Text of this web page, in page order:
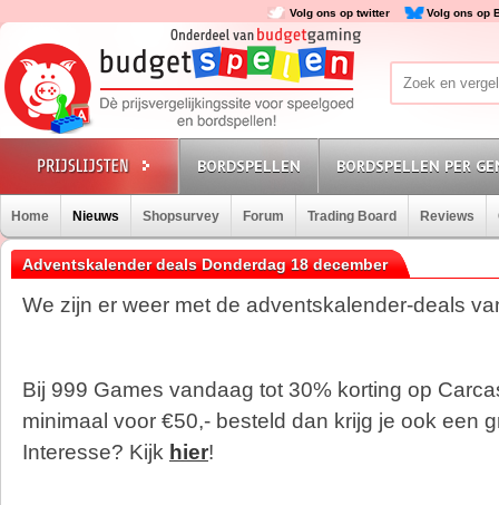
Volg ons op twitter Volg ons op
BORDSPELLEN BORDSPELLEN PER
Home Nieuws Shopsurvey Forum Trading Board Reviews
Adventskalender deals Donderdag 18 december
We zijn er weer met de adventskalender-deals
Bij 999 Games vandaag tot 30% korting op
minimaal voor €50,- besteld dan krijg je ook een
Interesse? Kijk hier!